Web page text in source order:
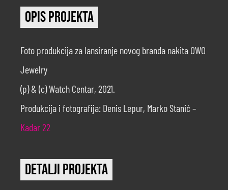
Opis projekta
Foto produkcija za lansiranje novog branda nakita OWO
Jewelry
(p) & (c) Watch Centar, 2021.
Produkcija i fotografija: Denis Lepur, Marko Stanić –
Kadar 22
Detalji projekta